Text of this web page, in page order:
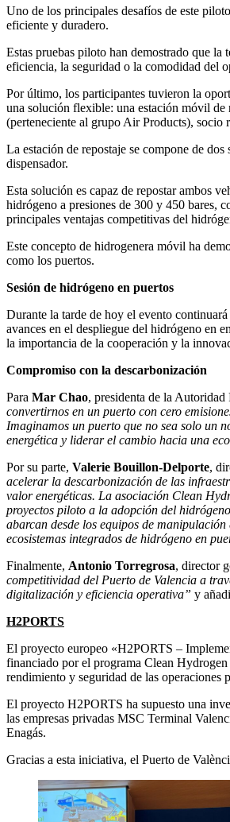
Uno de los principales desafíos de este
eficiente y duradero.
Estas pruebas piloto han demostrado que
eficiencia, la seguridad o la comodidad del
Por último, los participantes tuvieron la
una solución flexible: una estación móvil
(perteneciente al grupo Air Products), socio
La estación de repostaje se compone de
dispensador.
Esta solución es capaz de repostar ambos
hidrógeno a presiones de 300 y 450 bares,
principales ventajas competitivas del
Este concepto de hidrogenera móvil ha
como los puertos.
Sesión de hidrógeno en puertos
Durante la tarde de hoy el evento
avances en el despliegue del hidrógeno en
la importancia de la cooperación y la
Compromiso con la descarbonización
Para Mar Chao, presidenta de la Autoridad
convertirnos en un puerto con cero
Imaginamos un puerto que no sea solo un
energética y liderar el cambio hacia una
Por su parte, Valerie Bouillon-Delporte,
acelerar la descarbonización de las
valor energéticas. La asociación Clean
proyectos piloto a la adopción del
abarcan desde los equipos de
ecosistemas integrados de hidrógeno en
Finalmente, Antonio Torregrosa, director
competitividad del Puerto de Valencia a
digitalización y eficiencia operativa” y
H2PORTS
El proyecto europeo «H2PORTS –
financiado por el programa Clean
rendimiento y seguridad de las operaciones
El proyecto H2PORTS ha supuesto una
las empresas privadas MSC Terminal
Enagás.
Gracias a esta iniciativa, el Puerto de